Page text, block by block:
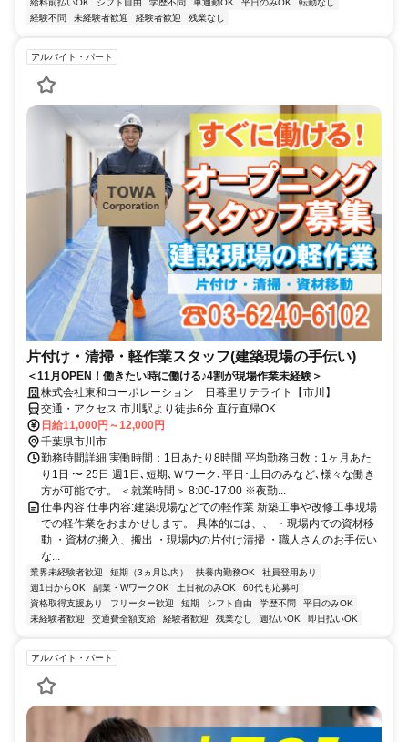
給料前払いOK
シフト自由 学歴不問 車通勤OK 平日のみOK
転勤なし
経験不問
未経験者歓迎 経験者歓迎 残業なし
アルバイト・パート
片付け・清掃・軽作業スタッフ(建築現場の手伝い)
＜11月OPEN！働きたい時に働ける♪4割が現場作業未経験＞
株式会社東和コーポレーション 日暮里サテライト【市川】
交通・アクセス 市川駅より徒歩6分 直行直帰OK
日給11,000円～12,000円
千葉県市川市
勤務時間詳細 実働時間：1日あたり8時間 平均勤務日数：1ヶ月あた
り1日 〜 25日 週1日､短期､Ｗワーク､平日･土日のみなど､様々な働き
方が可能です。 ＜就業時間＞ 8:00-17:00 ※夜勤...
仕事内容 仕事内容:建築現場などでの軽作業 新築工事や改修工事現場
での軽作業をおまかせします。 具体的には、、 ・現場内での資材移
動 ・資材の搬入、搬出 ・現場内の片付け清掃 ・職人さんのお手伝い
な...
業界未経験者歓迎 短期（3ヵ月以内） 扶養内勤務OK
社員登用あり
週1日からOK
副業・WワークOK 土日祝のみOK
60代も応募可
資格取得支援あり
フリーター歓迎 短期 シフト自由 学歴不問
平日のみOK
未経験者歓迎
交通費全額支給 経験者歓迎 残業なし 週払いOK 即日払いOK
アルバイト・パート